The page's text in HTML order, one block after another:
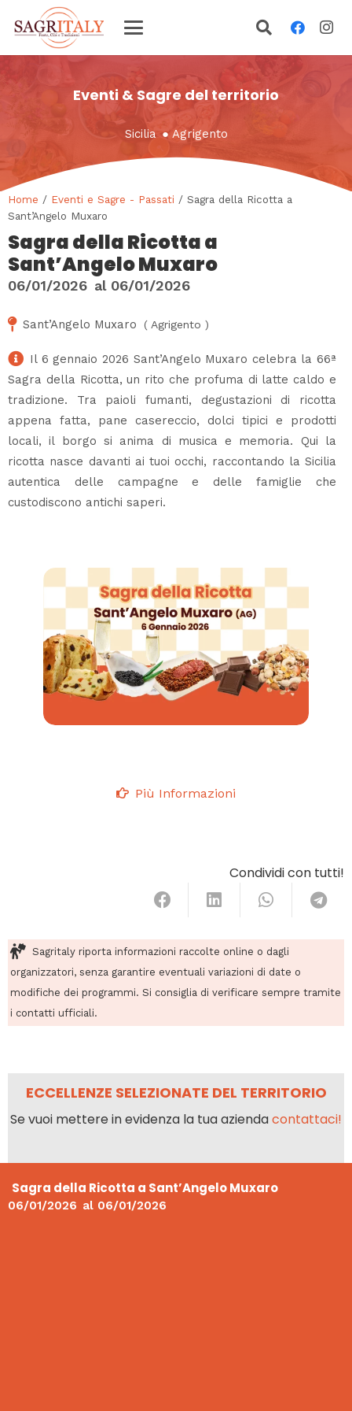
Eventi & Sagre del territorio
Sicilia ●Agrigento
Home / Eventi e Sagre - Passati / Sagra della Ricotta a
Sant’Angelo Muxaro
Sagra della Ricotta a
Sant’Angelo Muxaro
06/01/2026 al 06/01/2026
Sant’Angelo Muxaro ( Agrigento )
Il 6 gennaio 2026 Sant’Angelo Muxaro celebra la 66ª
Sagra della Ricotta, un rito che profuma di latte caldo e
tradizione. Tra paioli fumanti, degustazioni di ricotta
appena fatta, pane casereccio, dolci tipici e prodotti
locali, il borgo si anima di musica e memoria. Qui la
ricotta nasce davanti ai tuoi occhi, raccontando la Sicilia
autentica delle campagne e delle famiglie che
custodiscono antichi saperi.
Più Informazioni
Condividi con tutti!
Sagritaly riporta informazioni raccolte online o dagli
organizzatori, senza garantire eventuali variazioni di date o
modifiche dei programmi. Si consiglia di verificare sempre tramite
i contatti ufficiali.
ECCELLENZE SELEZIONATE DEL TERRITORIO
Se vuoi mettere in evidenza la tua aziendacontattaci!
Sagra della Ricotta a Sant’Angelo Muxaro
06/01/2026 al 06/01/2026